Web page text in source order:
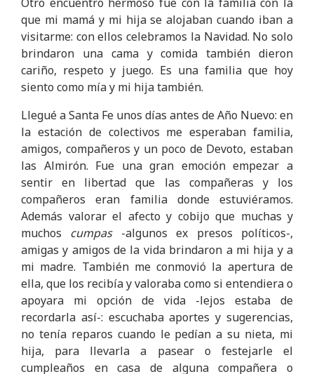
que mi mamá y mi hija se alojaban cuando iban a
visitarme: con ellos celebramos la Navidad. No solo
brindaron una cama y comida también dieron
cariño, respeto y juego. Es una familia que hoy
siento como mía y mi hija también.
Llegué a Santa Fe unos días antes de Año Nuevo: en
la estación de colectivos me esperaban familia,
amigos, compañeros y un poco de Devoto, estaban
las Almirón. Fue una gran emoción empezar a
sentir en libertad que las compañeras y los
compañeros eran familia donde estuviéramos.
Además valorar el afecto y cobijo que muchas y
muchos cumpas-algunos ex presos políticos-,
amigas y amigos de la vida brindaron a mi hija y a
mi madre. También me conmovió la apertura de
ella, que los recibía y valoraba como si entendiera o
apoyara mi opción de vida -lejos estaba de
recordarla así-: escuchaba aportes y sugerencias,
no tenía reparos cuando le pedían a su nieta, mi
hija, para llevarla a pasear o festejarle el
cumpleaños en casa de alguna compañera o